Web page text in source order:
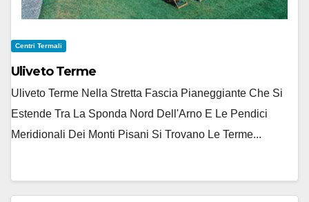
Centri Termali
Uliveto Terme
Uliveto Terme Nella Stretta Fascia Pianeggiante Che Si
Estende Tra La Sponda Nord Dell'Arno E Le Pendici
Meridionali Dei Monti Pisani Si Trovano Le Terme...